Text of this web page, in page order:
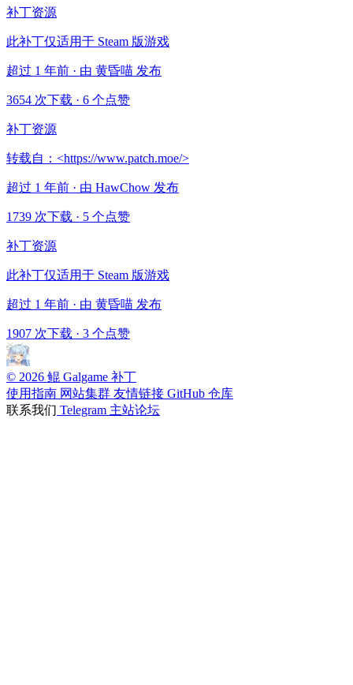
补丁资源
此补丁仅适用于 Steam 版游戏
超过 1 年前 · 由 黄昏喵 发布
3654 次下载 · 6 个点赞
补丁资源
转载自：<https://www.patch.moe/>
超过 1 年前 · 由 HawChow 发布
1739 次下载 · 5 个点赞
补丁资源
此补丁仅适用于 Steam 版游戏
超过 1 年前 · 由 黄昏喵 发布
1907 次下载 · 3 个点赞
© 2026 鲲 Galgame 补丁
使用指南 网站集群 友情链接 GitHub 仓库
联系我们 Telegram 主站论坛